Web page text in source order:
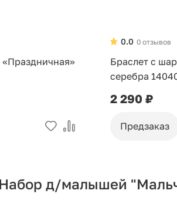
0 отзывов
0.0
Браслет с
серебра
2 290 ₽
Предзаказ
д/малышей